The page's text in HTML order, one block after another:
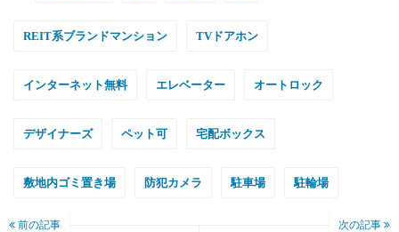
REIT系ブランドマンション TVドアホン
インターネット無料 エレベーター オートロック
デザイナーズ ペット可 宅配ボックス
敷地内ゴミ置き場 防犯カメラ 駐車場 駐輪場
前の記事 次の記事